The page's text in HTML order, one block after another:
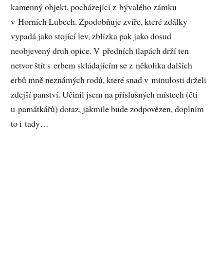
kamenný objekt, pocházející z bývalého zámku
v Horních Lubech. Zpodobňuje zvíře, které zdálky
vypadá jako stojící lev, zblízka pak jako dosud
neobjevený druh opice. V předních tlapách drží ten
netvor štít s erbem skládajícím se z několika dalších
erbů mně neznámých rodů, které snad v minulosti drželi
zdejší panství. Učinil jsem na příslušných místech (čti
u památkářů) dotaz, jakmile bude zodpovězen, doplním
to i tady…